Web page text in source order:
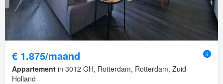
€ 1.875/maand
Appartement in 3012 GH, Rotterdam, Rotterdam, Zuid-
Holland